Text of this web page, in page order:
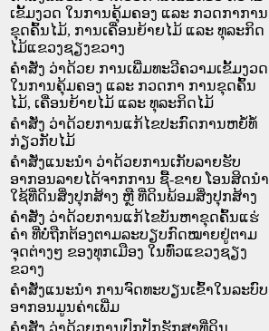
ເຂັ້ມງວດ ໃນການຄຸ້ມຄອງ ແລະ ກວດກາການ
ຂຸດຄົ້ນໄມ້, ການເຄື່ອນຍ້າຍໄມ້ ແລະ ທຸລະກິດ
ໄມ້ແຂວງຊຽງຂວາງ
ຄຳສັ່ງ ວ່າດ້ວຍ ການເພີ່ມທະວີຄວາມເຂັ້ມງວດ
ໃນການຄຸ້ມຄອງ ແລະ ກວດກາ ການຂຸດຄົ້ນ
ໄມ້, ເຄື່ອນຍ້າຍໄມ້ ແລະ ທຸລະກິດໄມ້
ຄຳສັ່ງ ວ່າດ້ວຍການແກ້ໄຂປະກົດການຫຍໍ້ທໍ້
ກ່ຽວກັບໄມ້
ຄໍາສັ່ງແນະນໍາ ວ່າດ້ວຍການເກັບລາຍຮັບ
ອາກອນລາຍໄດ້ຈາກການ ຊື້-ຂາຍ ໂອນສິດນໍາ
ໃຊ້ທີ່ດິນສິ່ງປຸກສ້າງ ຫຼື ທີ່ດິນພ້ອມສິ່ງປຸກສ້າງ
ຄໍາສັ່ງ ວ່າດ້ວຍການແກ້ໄຂບັນຫາຂຸດຄົ້ນແຮ່
ຄໍາ ທີ່ບໍ່ຖືກຕ້ອງຕາມລະບຽບກົດໝາຍຢູ່ຕາມ
ຈຸດຕ່າງໆ ຂອງທຸກເມືອງ ໃນທົ່ວແຂວງຊຽງ
ຂວາງ
ຄຳສັ່ງແນະນຳ ການຈົດທະບຽນເຂົ້າໃນລະບົບ
ອາກອນມູນຄ່າເພີ່ມ
ຄຳສັ່ງ ວ່າດ້ວຍການປົກປັກຮັກສາທີ່ດິນ